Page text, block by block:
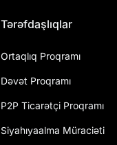
Tərəfdaşlıqlar
Ortaqlıq Proqramı
Dəvət Proqramı
P2P Ticarətçi Proqramı
Siyahıyaalma Müraciəti